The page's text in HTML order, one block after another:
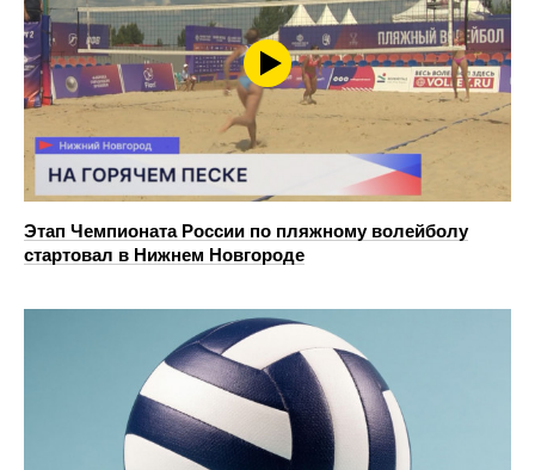
Этап Чемпионата России по пляжному волейболу
стартовал в Нижнем Новгороде